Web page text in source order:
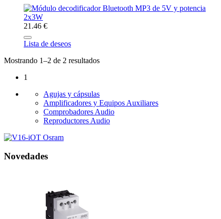
21.46 €
Lista de deseos
Mostrando 1–2 de 2 resultados
1
Agujas y cápsulas
Amplificadores y Equipos Auxiliares
Comprobadores Audio
Reproductores Audio
Novedades